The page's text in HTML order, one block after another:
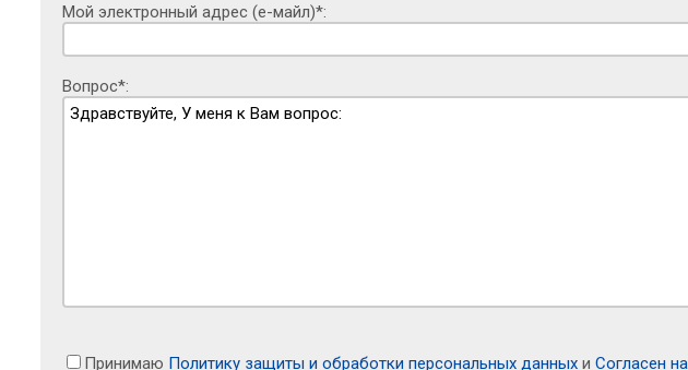
Мой электронный адрес (е-майл)*:
Вопрос*:
Принимаю Политику защиты и обработки персональных данных и Согласен